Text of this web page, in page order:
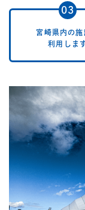
宮崎県内の施
利用しま